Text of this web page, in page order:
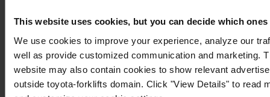
This website uses cookies, but you can decide which ones
We use cookies to improve your experience, analyze our
well as provide customized communication and marketing.
website may also contain cookies to show relevant
outside toyota-forklifts domain. Click "View Details" to read
Housse de siège
Buzzer
d'avertissement, 36-80